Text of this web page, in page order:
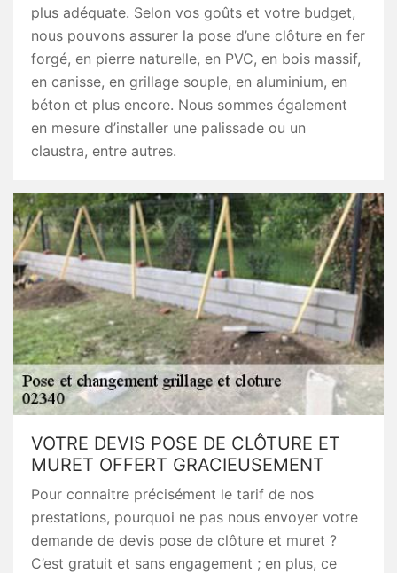
plus adéquate. Selon vos goûts et votre budget,
nous pouvons assurer la pose d’une clôture en fer
forgé, en pierre naturelle, en PVC, en bois massif,
en canisse, en grillage souple, en aluminium, en
béton et plus encore. Nous sommes également
en mesure d’installer une palissade ou un
claustra, entre autres.
VOTRE DEVIS POSE DE CLÔTURE ET
MURET OFFERT GRACIEUSEMENT
Pour connaitre précisément le tarif de nos
prestations, pourquoi ne pas nous envoyer votre
demande de devis pose de clôture et muret ?
C’est gratuit et sans engagement ; en plus, ce